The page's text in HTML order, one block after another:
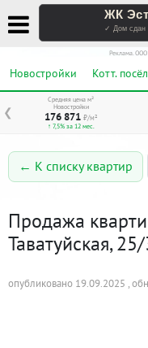
ЖК
✓ Дом сдан
Реклама.
Новостройки Котт.
❮
Средняя цена м²
Новостройки
176 871 ₽/м²
↑ 7,5% за 12 мес.
← К списку квартир
Продажа
Таватуйская,
опубликовано 19.09.2025 ,